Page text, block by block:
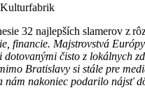
32 najlepších slamerov
financie. Majstrovstvá
čisto z lokálnych
Bratislavy si stále pre
nakoniec podarilo nájsť